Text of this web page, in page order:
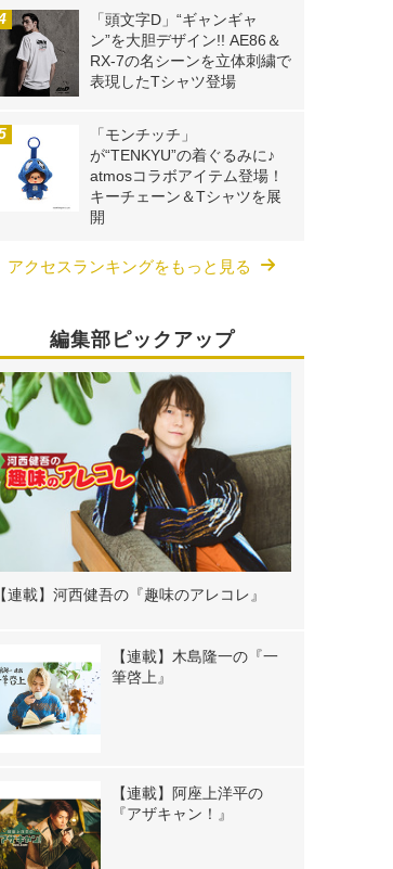
「頭文字D」“ギャンギャ
ン”を大胆デザイン!! AE86＆
RX-7の名シーンを立体刺繍で
表現したTシャツ登場
「モンチッチ」
が“TENKYU”の着ぐるみに♪
atmosコラボアイテム登場！
キーチェーン＆Tシャツを展
開
アクセスランキングをもっと見る
編集部ピックアップ
【連載】河西健吾の『趣味のアレコレ』
【連載】木島隆一の『一
筆啓上』
【連載】阿座上洋平の
『アザキャン！』